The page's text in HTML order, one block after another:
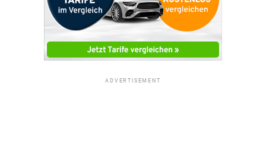
ADVERTISEMENT